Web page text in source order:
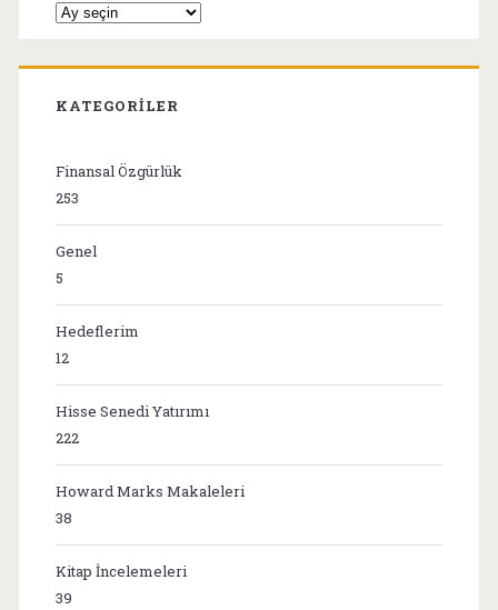
Arşivler
KATEGORILER
Finansal Özgürlük
253
Genel
5
Hedeflerim
12
Hisse Senedi Yatırımı
222
Howard Marks Makaleleri
38
Kitap İncelemeleri
39